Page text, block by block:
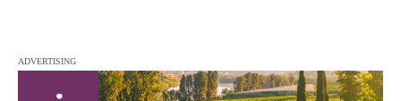
ADVERTISING